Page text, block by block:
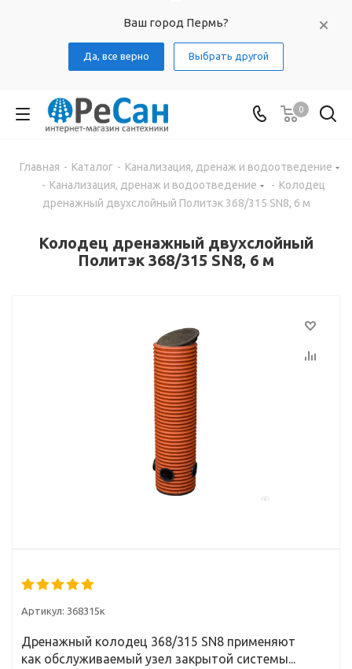
Ваш город Пермь?
Да, все верно Выбрать другой
0
Главная - Каталог - Канализация, дренаж и водоотведение
- Канализация, дренаж и водоотведение - Колодец
дренажный двухслойный Политэк 368/315 SN8, 6 м
Колодец дренажный двухслойный
Политэк 368/315 SN8, 6 м
Артикул: 368315к
Дренажный колодец 368/315 SN8 применяют
как обслуживаемый узел закрытой системы...